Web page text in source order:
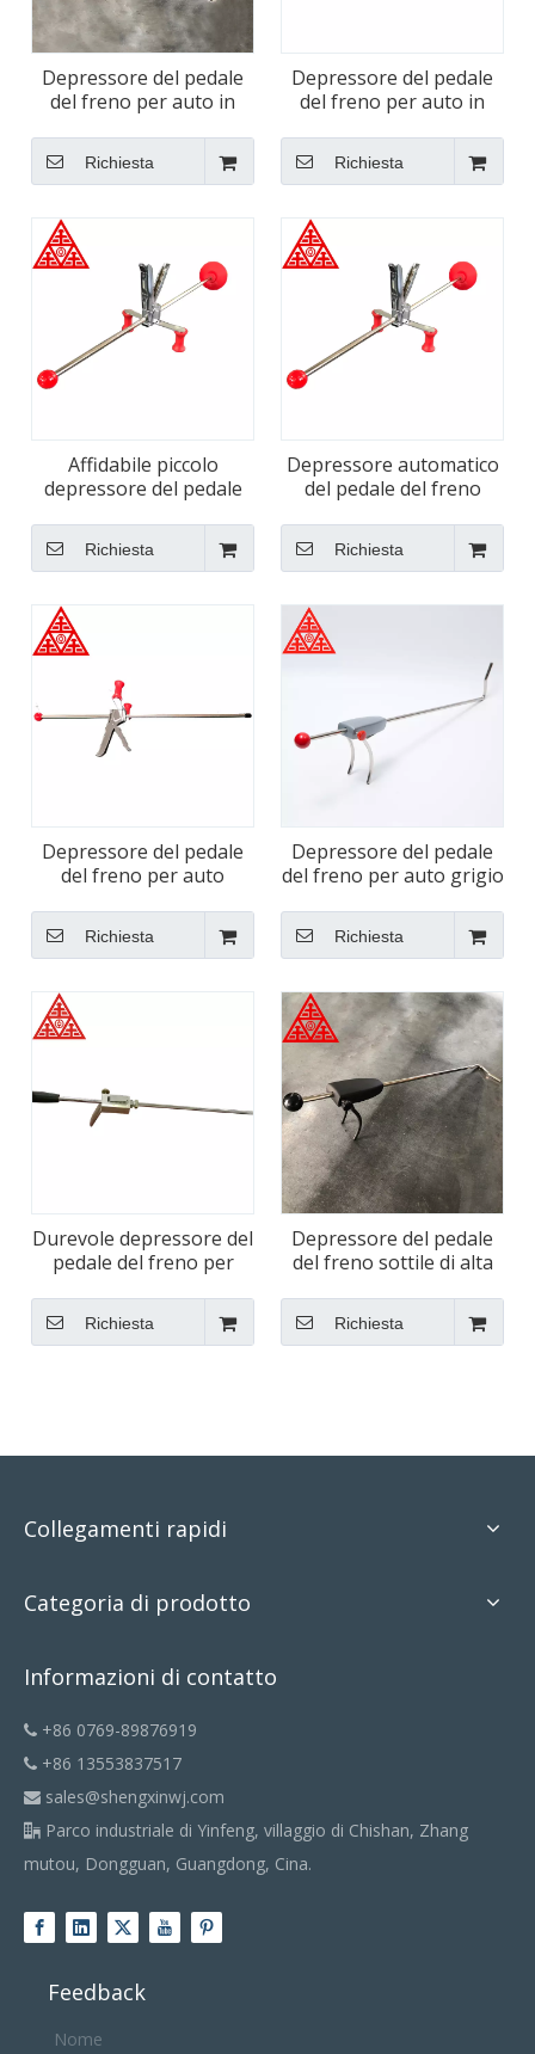
Depressore del pedale
del freno per auto in
Richiesta
Depressore del pedale
del freno per auto in
Richiesta
Affidabile piccolo
depressore del pedale
Richiesta
Depressore automatico
del pedale del freno
Richiesta
Depressore del pedale
del freno per auto
Richiesta
Depressore del pedale
del freno per auto grigio
Richiesta
Durevole depressore del
pedale del freno per
Richiesta
Depressore del pedale
del freno sottile di alta
Richiesta
Collegamenti rapidi
Categoria di prodotto
Informazioni di contatto
 +86 0769-89876919
 +86 13553837517
 sales@shengxinwj.com
 Parco industriale di Yinfeng, villaggio di Chishan, Zhang
mutou, Dongguan, Guangdong, Cina.
Feedback